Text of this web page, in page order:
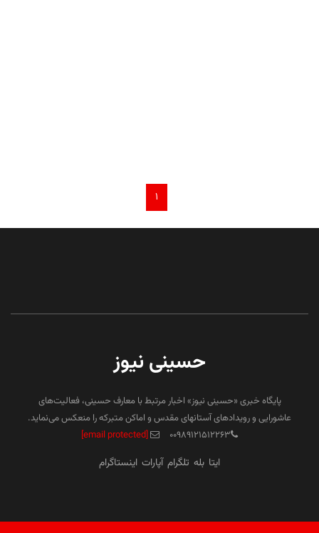
۱
حسینی نیوز
پایگاه خبری «حسینی نیوز» اخبار مرتبط با معارف حسینی، فعالیت‌های
عاشورایی و رویدادهای آستانهای مقدس و اماکن متبرکه را منعکس می‌نماید.
۰۰۹۸۹۱۲۱۵۱۲۲۶۳
[email protected]
ایتا بله تلگرام آپارات اینستاگرام